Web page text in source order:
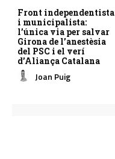
Front independentista
i municipalista:
l’única via per salvar
Girona de l’anestèsia
del PSC i el verí
d’Aliança Catalana
Joan Puig